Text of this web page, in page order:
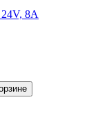
24V, 8А